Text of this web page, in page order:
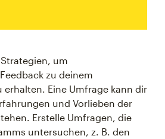
um
zu deinem
erhalten. Eine Umfrage kann dir
und Vorlieben der
Erstelle Umfragen, die
untersuchen, z. B. den